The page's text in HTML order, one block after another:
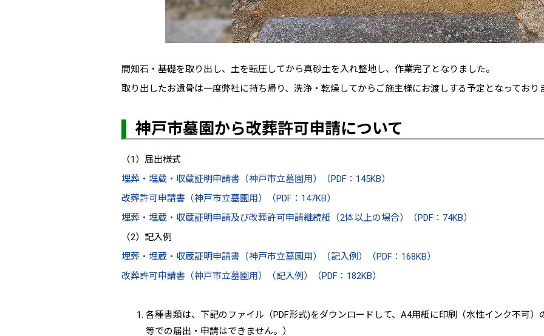
間知石・基礎を取り出し、土を転圧してから真砂土を入れ整地し、作業完了となりました。
取り出したお遺骨は一度弊社に持ち帰り、洗浄・乾燥してからご施主様にお渡しする予定となっており
神戸市墓園から改葬許可申請について
（1）届出様式
埋葬・埋蔵・収蔵証明申請書（神戸市立墓園用）（PDF：145KB）
改葬許可申請書（神戸市立墓園用）（PDF：147KB）
埋葬・埋蔵・収蔵証明申請及び改葬許可申請継続紙（2体以上の場合）（PDF：74KB）
（2）記入例
埋葬・埋蔵・収蔵証明申請書（神戸市立墓園用）（記入例）（PDF：168KB）
改葬許可申請書（神戸市立墓園用）（記入例）（PDF：182KB）
各種書類は、下記のファイル（PDF形式)をダウンロードして、A4用紙に印刷（水性インク不可
等での届出・申請はできません。）